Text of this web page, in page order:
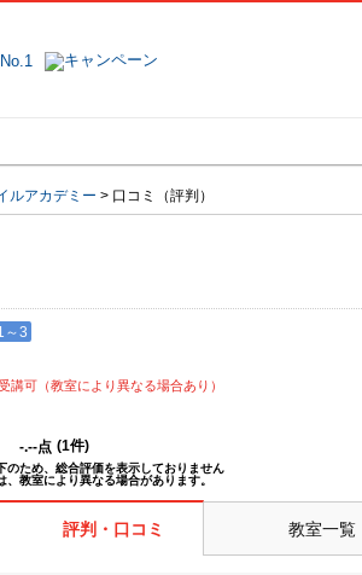
ルアカデミー > 口コミ（評判）
～3
可（教室により異なる場合あり）
-.--点 (1件)
ため、総合評価を表示しておりません
教室により異なる場合があります。
評判・口コミ 教室一覧